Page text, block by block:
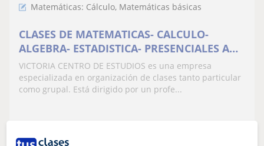
Matemáticas: Cálculo, Matemáticas básicas
CLASES DE MATEMATICAS- CALCULO-
ALGEBRA- ESTADISTICA- PRESENCIALES A
DOMICILIO U ONLINE
VICTORIA CENTRO DE ESTUDIOS es una empresa
especializada en organización de clases tanto particular
como grupal. Está dirigido por un profe...
ver más